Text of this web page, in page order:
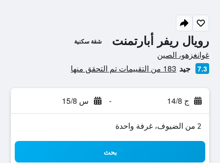
رويال ريفر أبارتمنت شقة سكنية
تقييم فئة 0
غوانغزهو، الصين
7.3 جيد 183 من التقييمات تم التحقق منها
ج 14/8 - س 15/8
2 من الضيوف، غرفة واحدة
بحث